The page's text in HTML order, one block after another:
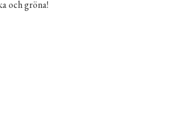
och gröna!